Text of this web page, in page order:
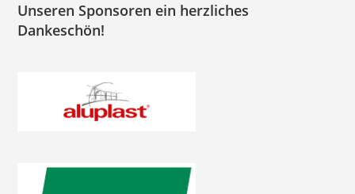
Unseren Sponsoren ein herzliches
Dankeschön!